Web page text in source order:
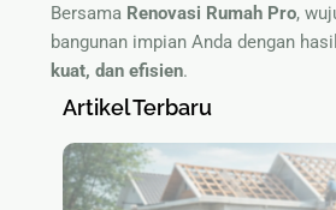
Bersama Renovasi Rumah Pro,
bangunan impian Anda dengan
kuat, dan efisien.
Artikel Terbaru